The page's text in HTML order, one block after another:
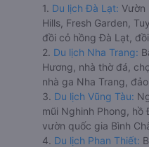
1. Du lịch Đà Lạt: Vườn
Hills, Fresh Garden,
đồi cỏ hồng Đà Lạt,
2. Du lịch Nha Trang:
Hương, nhà thờ đá,
nhà ga Nha Trang,
3. Du lịch Vũng Tàu:
mũi Nghinh Phong, hồ
vườn quốc gia Bình
4. Du lịch Phan Thiết: